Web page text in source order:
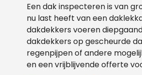
Een dak inspecteren is van
nu last heeft van een
dakdekkers voeren
dakdekkers op gescheurde
regenpijpen of andere
en een vrijblijvende offerte